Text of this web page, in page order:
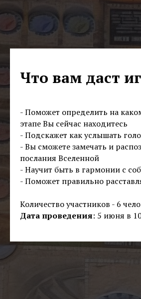
Что вам даст
- Поможет определить на
этапе Вы сейчас находитесь
- Подскажет как услышать
- Вы сможете замечать и
послания Вселенной
- Научит быть в гармонии с
- Поможет правильно
Количество участников - 6
Дата проведения: 5 июня в